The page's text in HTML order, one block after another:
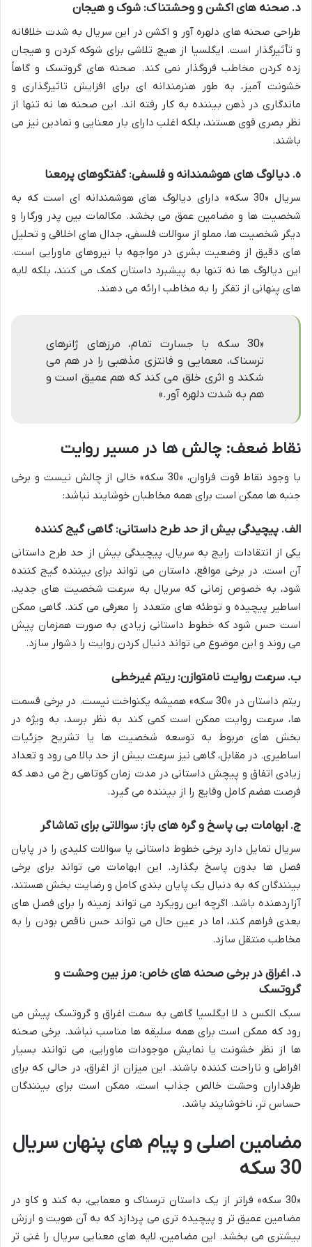
د. صحنه های اکشن و وحشتناک: شوک و هیجان
طراحی صحنه های دلهره آور و اکشن در این سریال به شدت خلاقانه
و تأثیرگذار است. ایگلسیا از هیچ تلاشی برای شوکه کردن و هیجان
زده کردن مخاطب فروگذار نمی کند. صحنه های گروتسک و گاهاً
خشونت آمیز، به طور هنرمندانه ای برای افزایش تاثیرگذاری و
ماندگاری در ذهن بیننده به کار رفته اند. این صحنه ها نه تنها از
نظر بصری قوی هستند، بلکه اغلب دارای بار معنایی و نمادین نیز می
باشند.
ه. دیالوگ های هوشمندانه و فلسفی: گفتگوهای پرمعنا
سریال «30 سکه» دارای دیالوگ های هوشمندانه ای است که به
شخصیت ها و مضامین عمق می بخشد. مکالمات بین پدر ورگارا و
دیگر شخصیت ها، مملو از سوالات فلسفی، جدال های اخلاقی و تحلیل
های دقیق از وضعیت بشری در مواجهه با نیروهای ماورایی است.
این دیالوگ ها نه تنها به پیشبرد داستان کمک می کنند، بلکه لایه
های پنهانی از تفکر را به مخاطب ارائه می دهند.
«30 سکه با جسارت تمام، مرزهای ژانرهای
ترسناک، معمایی و فانتزی مذهبی را در هم می
شکند و اثری خلق می کند که هم عمیق است و
هم به شدت دلهره آور.»
نقاط ضعف: چالش ها در مسیر روایت
با وجود نقاط قوت فراوان، «30 سکه» خالی از چالش نیست و برخی
جنبه ها ممکن است برای همه مخاطبان خوشایند نباشد:
الف. پیچیدگی بیش از حد طرح داستانی: گاهی گیج کننده
یکی از انتقادات رایج به سریال، پیچیدگی بیش از حد طرح داستانی
آن است. در برخی مواقع، داستان می تواند برای بیننده گیج کننده
شود، به خصوص زمانی که سریال به سرعت شخصیت های جدید،
اساطیر پیچیده و توطئه های متعدد را معرفی می کند. گاهی ممکن
است حس شود که خطوط داستانی زیادی به صورت همزمان پیش
می روند و این موضوع می تواند دنبال کردن روایت را دشوار سازد.
ب. سرعت روایت نامتوازن: ریتم غیرخطی
ریتم داستان در «30 سکه» همیشه یکنواخت نیست. در برخی قسمت
ها، سرعت روایت ممکن است کمی کند به نظر برسد، به ویژه در
بخش های مربوط به توسعه شخصیت ها یا تشریح جزئیات
اساطیری. در مقابل، گاهی نیز سرعت بیش از حد بالا می رود و تعداد
زیادی اتفاق و پیچش داستانی در مدت زمان کوتاهی رخ می دهد که
فرصت هضم کامل وقایع را از بیننده می گیرد.
ج. ابهامات بی پاسخ و گره های باز: سوالاتی برای تماشاگر
سریال تمایل دارد برخی خطوط داستانی یا سوالات کلیدی را در پایان
فصل ها بدون پاسخ بگذارد. این ابهامات می تواند برای برخی
بینندگان که به دنبال یک پایان بندی کامل و رضایت بخش هستند،
آزاردهنده باشد. اگرچه این رویکرد می تواند زمینه را برای فصل های
بعدی فراهم کند، اما در عین حال می تواند حس ناقص بودن را به
مخاطب منتقل سازد.
د. اغراق در برخی صحنه های خاص: مرز بین وحشت و
گروتسک
سبک الکس د لا ایگلسیا گاهی به سمت اغراق و گروتسک پیش می
رود که ممکن است برای همه سلیقه ها مناسب نباشد. برخی صحنه
ها از نظر خشونت یا نمایش موجودات ماورایی، می توانند بسیار
افراطی و ناراحت کننده باشند. این میزان از اغراق، در حالی که برای
طرفداران وحشت خالص جذاب است، ممکن است برای بینندگان
حساس تر، ناخوشایند باشد.
مضامین اصلی و پیام های پنهان سریال
30 سکه
«30 سکه» فراتر از یک داستان ترسناک و معمایی، به کند و کاو در
مضامین عمیق تر و پیچیده تری می پردازد که به آن هویت و ارزش
بیشتری می بخشد. این مضامین، لایه های معنایی سریال را غنی تر